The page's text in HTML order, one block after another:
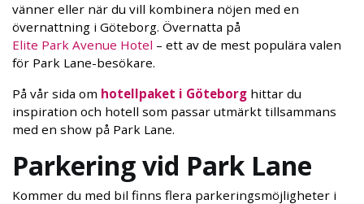
vänner eller när du vill kombinera nöjen med en
övernattning i Göteborg. Övernatta på
Elite Park Avenue Hotel – ett av de mest populära valen
för Park Lane-besökare.
På vår sida om hotellpaket i Göteborg hittar du
inspiration och hotell som passar utmärkt tillsammans
med en show på Park Lane.
Parkering vid Park Lane
Kommer du med bil finns flera parkeringsmöjligheter i